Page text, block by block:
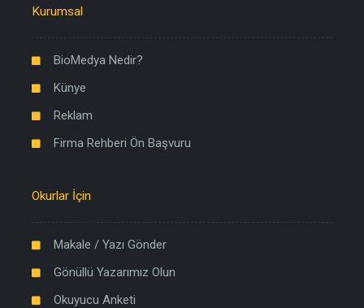
Kurumsal
BioMedya Nedir?
Künye
Reklam
Firma Rehberi Ön Başvuru
Okurlar İçin
Makale / Yazı Gönder
Gönüllü Yazarımız Olun
Okuyucu Anketi